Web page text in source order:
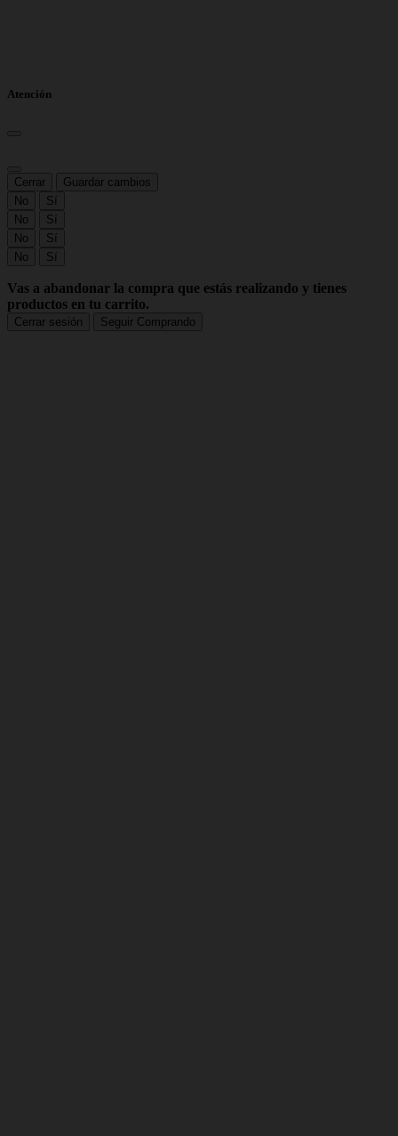
Atención
Cerrar
Guardar cambios
No
Sí
No
Sí
No
Sí
No
Sí
Vas a abandonar la compra que estás realizando y tienes
productos en tu carrito.
Cerrar sesión Seguir Comprando